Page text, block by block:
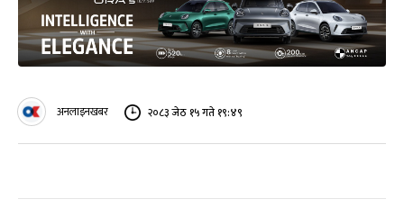
अनलाइनखबर २०८३ जेठ १५ गते १९:४९